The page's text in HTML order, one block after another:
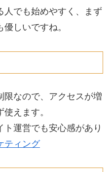
人でも始めやすく、まず
しいですね。
限なので、アクセスが増
えます。
運営でも安心感があり
ティング